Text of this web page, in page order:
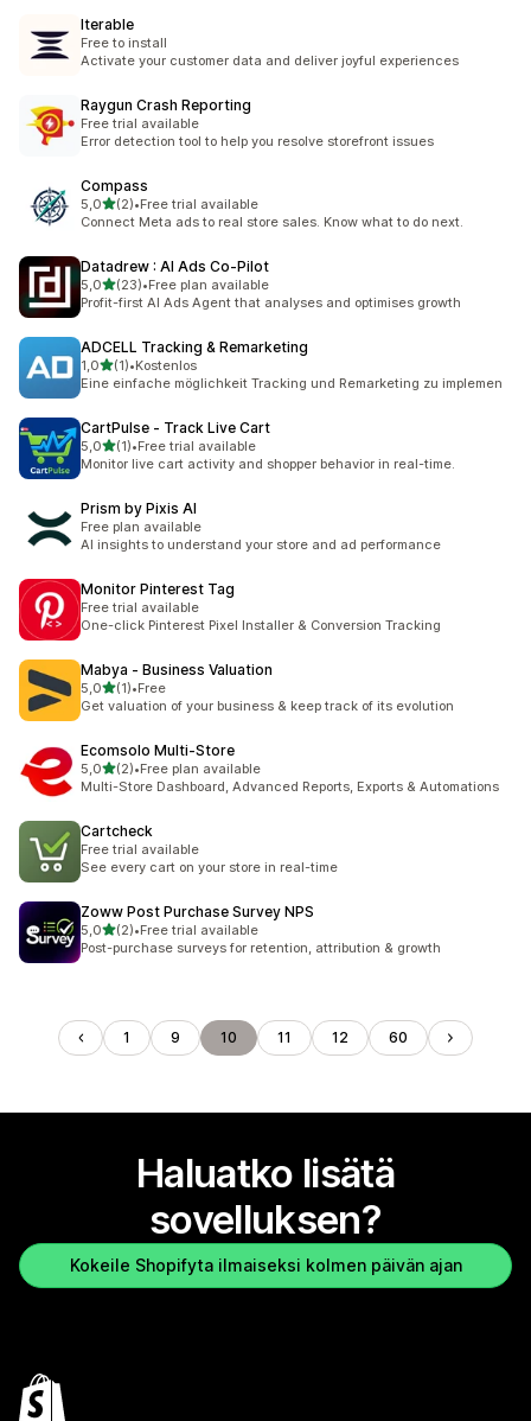
Iterable
Free to install
Activate your customer data and deliver joyful experiences
Raygun Crash Reporting
Free trial available
Error detection tool to help you resolve storefront issues
Compass
5,0/ 5 tähteä
(2)
2 arvostelua yhteensä
•Free trial available
Connect Meta ads to real store sales. Know what to do next.
Datadrew : AI Ads Co‑Pilot
5,0/ 5 tähteä
(23)
23 arvostelua yhteensä
•Free plan available
Profit-first AI Ads Agent that analyses and optimises growth
ADCELL Tracking & Remarketing
1,0/ 5 tähteä
(1)
1 arvostelua yhteensä
•Kostenlos
Eine einfache möglichkeit Tracking und Remarketing zu implemen
CartPulse ‑ Track Live Cart
5,0/ 5 tähteä
(1)
1 arvostelua yhteensä
•Free trial available
Monitor live cart activity and shopper behavior in real-time.
Prism by Pixis AI
Free plan available
AI insights to understand your store and ad performance
Monitor Pinterest Tag
Free trial available
One-click Pinterest Pixel Installer & Conversion Tracking
Mabya ‑ Business Valuation
5,0/ 5 tähteä
(1)
1 arvostelua yhteensä
•Free
Get valuation of your business & keep track of its evolution
Ecomsolo Multi‑Store
5,0/ 5 tähteä
(2)
2 arvostelua yhteensä
•Free plan available
Multi-Store Dashboard, Advanced Reports, Exports & Automations
Cartcheck
Free trial available
See every cart on your store in real-time
Zoww Post Purchase Survey NPS
5,0/ 5 tähteä
(2)
2 arvostelua yhteensä
•Free trial available
Post-purchase surveys for retention, attribution & growth
1 9 10 11 12 60
Haluatko lisätä
sovelluksen?
Kokeile Shopifyta ilmaiseksi kolmen päivän ajan